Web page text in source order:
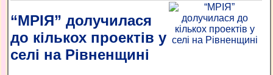
“МРІЯ” долучилася
до кількох проектів у
селі на Рівненщині